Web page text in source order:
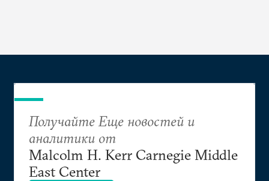
Получайте Еще новостей и
аналитики от
Malcolm H. Kerr Carnegie Middle
East Center